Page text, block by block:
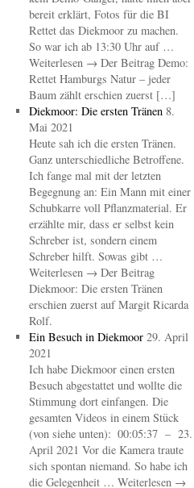
bereit erklärt, Fotos für die BI
Rettet das Diekmoor zu machen.
So war ich ab 13:30 Uhr auf …
Weiterlesen → Der Beitrag Demo:
Rettet Hamburgs Natur – jeder
Baum zählt erschien zuerst […]
Diekmoor: Die ersten Tränen 8.
Mai 2021
Heute sah ich die ersten Tränen.
Ganz unterschiedliche Betroffene.
Ich fange mal mit der letzten
Begegnung an: Ein Mann mit einer
Schubkarre voll Pflanzmaterial. Er
erzählte mir, dass er selbst kein
Schreber ist, sondern einem
Schreber hilft. Sowas gibt …
Weiterlesen → Der Beitrag
Diekmoor: Die ersten Tränen
erschien zuerst auf Margit Ricarda
Rolf.
Ein Besuch in Diekmoor 29. April
2021
Ich habe Diekmoor einen ersten
Besuch abgestattet und wollte die
Stimmung dort einfangen. Die
gesamten Videos in einem Stück
(von siehe unten): 00:05:37 – 23.
April 2021 Vor die Kamera traute
sich spontan niemand. So habe ich
die Gelegenheit … Weiterlesen →